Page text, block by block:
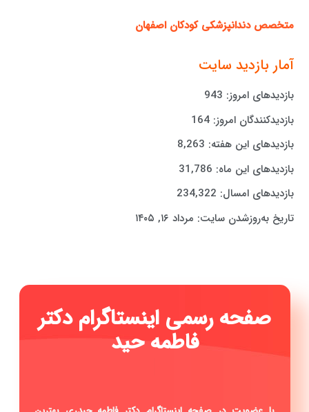
متخصص دندانپزشکی کودکان اصفهان
آمار بازدید سایت
بازدیدهای امروز: 943
بازدیدکنندگان امروز:164
بازدیدهای این هفته: 8,263
بازدیدهای این ماه: 31,786
بازدیدهای امسال: 234,322
تاریخ به‌روزشدن سایت: مرداد ۱۶, ۱۴۰۵
صفحه رسمی اینستاگرام دکتر
فاطمه حیدری ...